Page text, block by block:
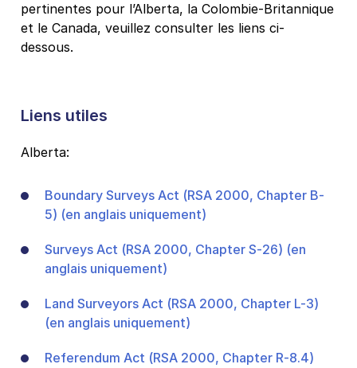
pertinentes pour l’Alberta, la Colombie-Britannique
et le Canada, veuillez consulter les liens ci-
dessous.
Liens utiles
Alberta:
Boundary Surveys Act (RSA 2000, Chapter B-
5) (en anglais uniquement)
Surveys Act (RSA 2000, Chapter S-26) (en
anglais uniquement)
Land Surveyors Act (RSA 2000, Chapter L-3)
(en anglais uniquement)
Referendum Act (RSA 2000, Chapter R-8.4)